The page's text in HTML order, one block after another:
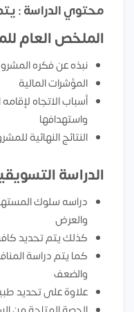
محتوي الدراسة :
الملخص العام
نبذه عن فكره
المؤشرات المالية
أسباب الاتجاه
واستهدافها
النتائج النهائية
الدراسة
دراسه سلوك
والعرض
كذلك يتم تحديد
كما يتم دراسة
والضعف
علاوة على تحديد